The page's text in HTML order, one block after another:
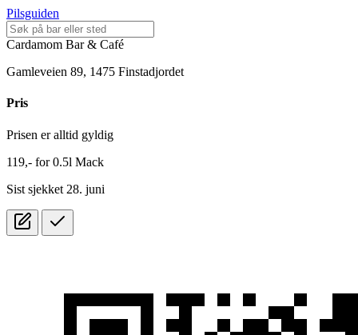
Pilsguiden
Cardamom Bar & Café
Gamleveien 89, 1475 Finstadjordet
Pris
Prisen er alltid gyldig
119,- for0.5l Mack
Sist sjekket 28. juni